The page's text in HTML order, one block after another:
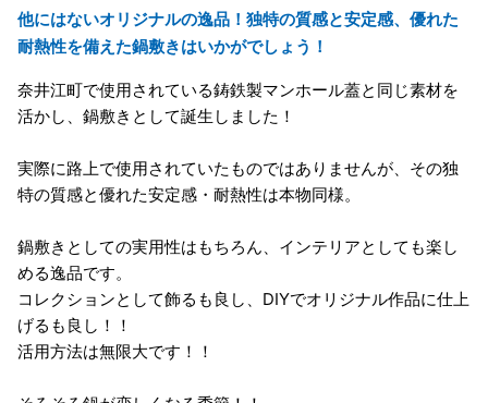
他にはないオリジナルの逸品！独特の質感と安定感、優れた
耐熱性を備えた鍋敷きはいかがでしょう！
奈井江町で使用されている鋳鉄製マンホール蓋と同じ素材を
活かし、鍋敷きとして誕生しました！
実際に路上で使用されていたものではありませんが、その独
特の質感と優れた安定感・耐熱性は本物同様。
鍋敷きとしての実用性はもちろん、インテリアとしても楽し
める逸品です。
コレクションとして飾るも良し、DIYでオリジナル作品に仕上
げるも良し！！
活用方法は無限大です！！